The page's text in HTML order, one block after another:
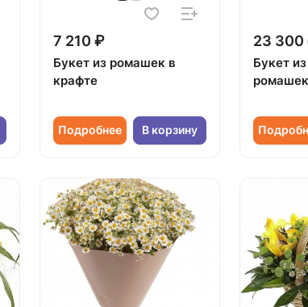
7 210 ₽
Букет из ромашек в
крафте
Подробнее В корзину
23 300
Букет
ромашек